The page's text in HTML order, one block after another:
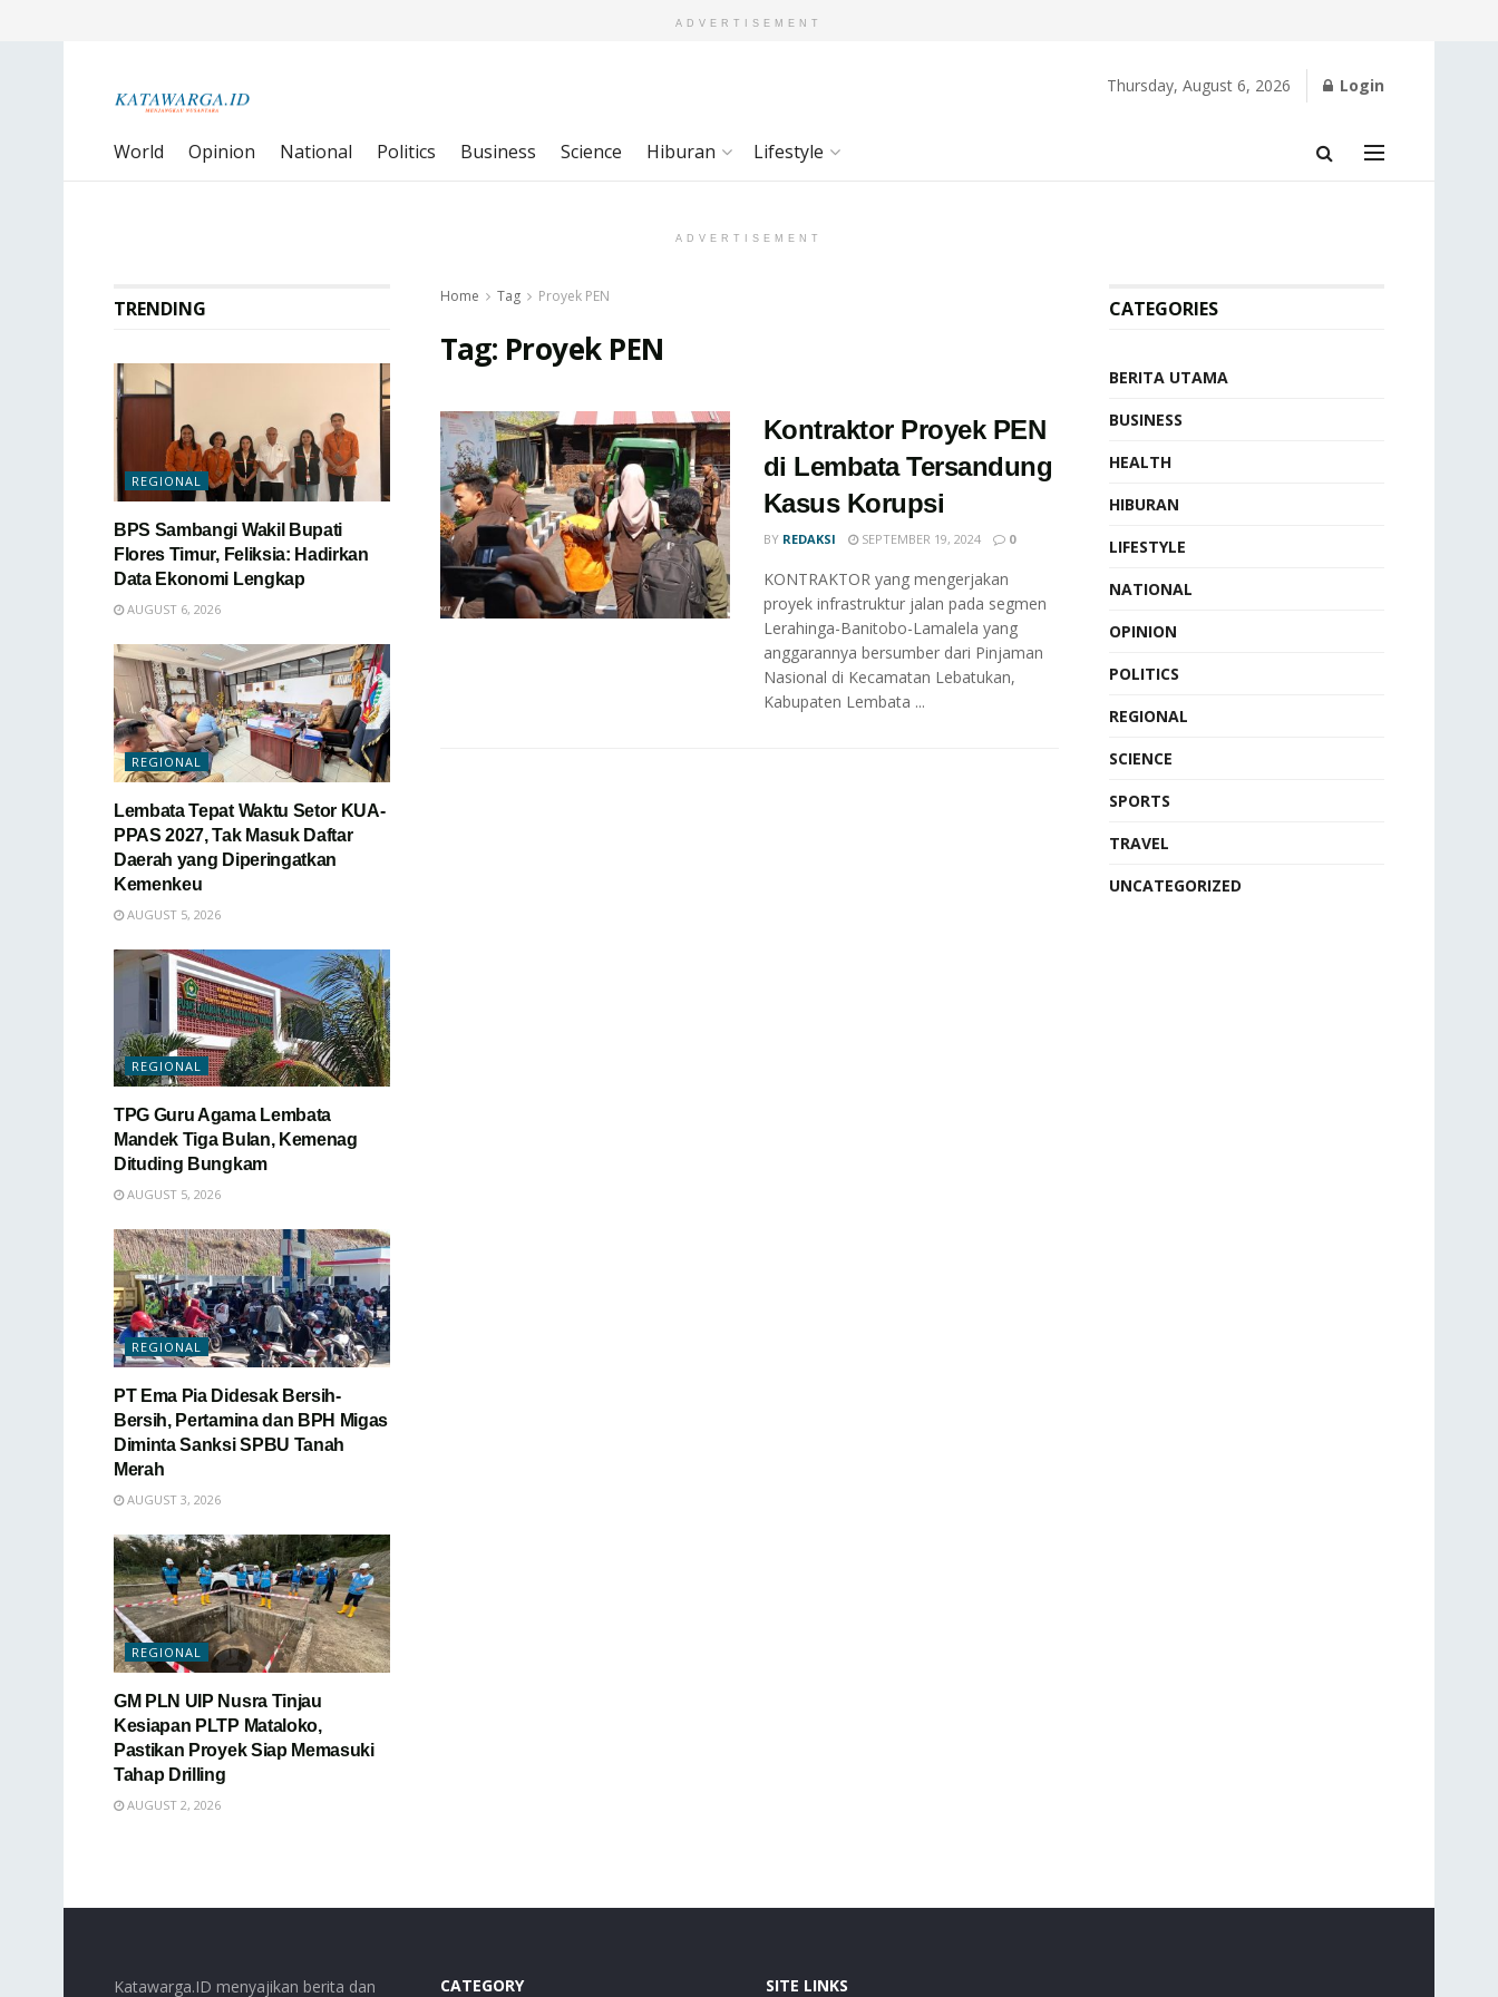
ADVERTISEMENT
Thursday, August 6, 2026 Login
World Opinion National Politics Business Science Hiburan Lifestyle
ADVERTISEMENT
Home Tag Proyek PEN
Tag: Proyek PEN
Kontraktor Proyek PEN
di Lembata Tersandung
Kasus Korupsi
BY REDAKSI SEPTEMBER 19, 2024 0
KONTRAKTOR yang mengerjakan
proyek infrastruktur jalan pada segmen
Lerahinga-Banitobo-Lamalela yang
anggarannya bersumber dari Pinjaman
Nasional di Kecamatan Lebatukan,
Kabupaten Lembata ...
TRENDING
REGIONAL
BPS Sambangi Wakil Bupati
Flores Timur, Feliksia: Hadirkan
Data Ekonomi Lengkap
AUGUST 6, 2026
REGIONAL
Lembata Tepat Waktu Setor KUA-
PPAS 2027, Tak Masuk Daftar
Daerah yang Diperingatkan
Kemenkeu
AUGUST 5, 2026
REGIONAL
TPG Guru Agama Lembata
Mandek Tiga Bulan, Kemenag
Dituding Bungkam
AUGUST 5, 2026
REGIONAL
PT Ema Pia Didesak Bersih-
Bersih, Pertamina dan BPH Migas
Diminta Sanksi SPBU Tanah
Merah
AUGUST 3, 2026
REGIONAL
GM PLN UIP Nusra Tinjau
Kesiapan PLTP Mataloko,
Pastikan Proyek Siap Memasuki
Tahap Drilling
AUGUST 2, 2026
CATEGORIES
BERITA UTAMA
BUSINESS
HEALTH
HIBURAN
LIFESTYLE
NATIONAL
OPINION
POLITICS
REGIONAL
SCIENCE
SPORTS
TRAVEL
UNCATEGORIZED
Katawarga.ID menyajikan berita dan CATEGORY SITE LINKS